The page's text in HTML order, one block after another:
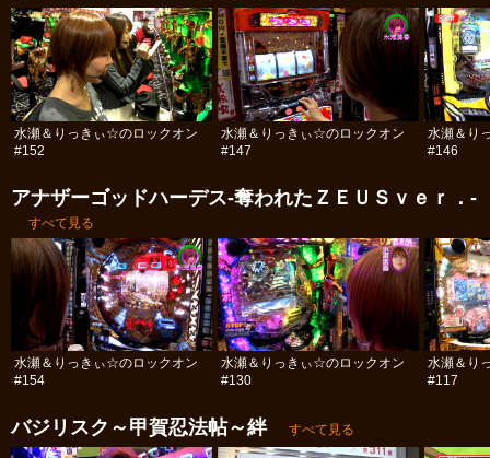
水瀬＆りっきぃ☆のロックオン
#152
水瀬＆りっきぃ☆のロックオン
#147
水瀬＆り
#146
アナザーゴッドハーデス-奪われたＺＥＵＳｖｅｒ．-
すべて見る
水瀬＆りっきぃ☆のロックオン
#154
水瀬＆りっきぃ☆のロックオン
#130
水瀬＆り
#117
バジリスク～甲賀忍法帖～絆 すべて見る